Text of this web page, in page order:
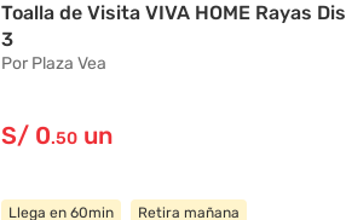
Toalla de Visita VIVA HOME Rayas Dis
3
Por Plaza Vea
S/ 0.50 un
Llega en 60min Retira mañana